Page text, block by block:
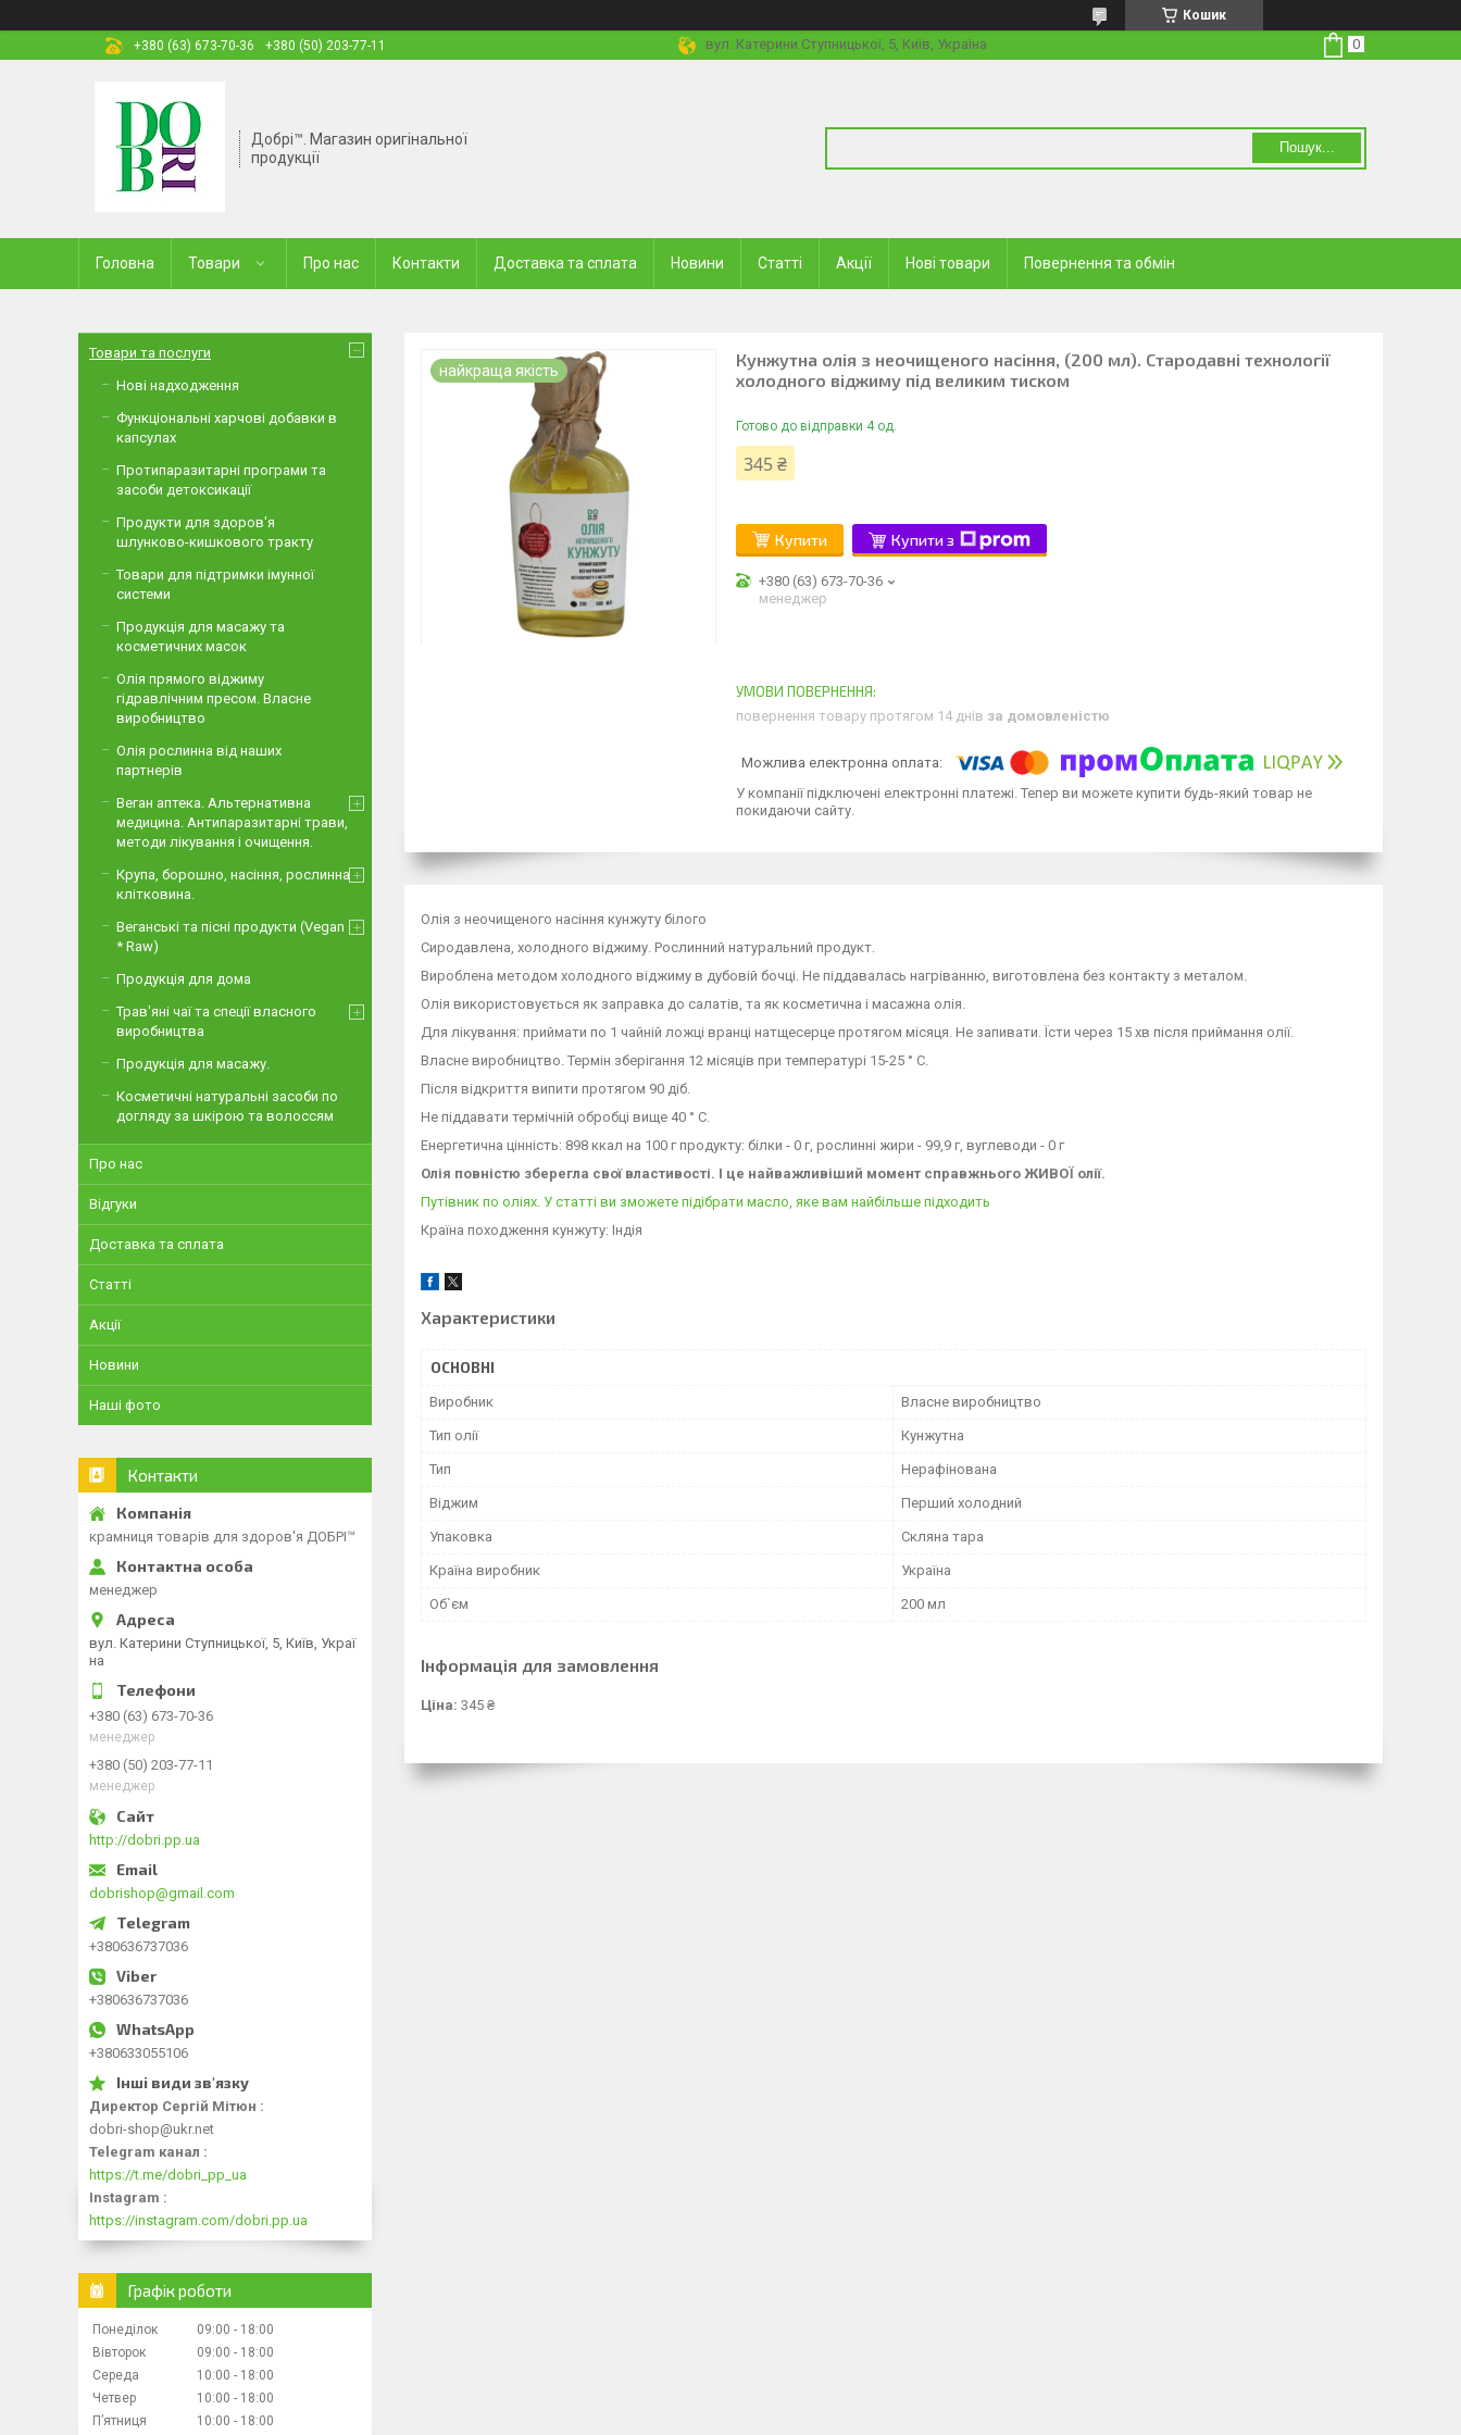
Кошик
+380 (63) 673-70-36
+380 (50) 203-77-11 вул. Катерини Ступницької, 5, Київ, Україна
Добрі™. Магазин оригінальної
продукції
Пошук...
Головна Товари Про нас Контакти Доставка та сплата Новини Статті Акції Нові товари Повернення та обмін
найкраща якість
Кунжутна олія з неочищеного насіння, (200 мл). Стародавні технології
холодного віджиму під великим тиском
Готово до відправки 4 од.
345 ₴
Купити Купити з
+380 (63) 673-70-36
менеджер
повернення товару протягом 14 днів за домовленістю
У компанії підключені електронні платежі. Тепер ви можете купити будь-який товар не
покидаючи сайту.
Олія з неочищеного насіння кунжуту білого
Сиродавлена, холодного віджиму. Рослинний натуральний продукт.
Вироблена методом холодного віджиму в дубовій бочці. Не піддавалась нагріванню, виготовлена без контакту з металом.
Олія використовується як заправка до салатів, та як косметична і масажна олія.
Для лікування: приймати по 1 чайній ложці вранці натщесерце протягом місяця. Не запивати. Їсти через 15 хв після приймання олії.
Власне виробництво. Термін зберігання 12 місяців при температурі 15-25 ° C.
Після відкриття випити протягом 90 діб.
Не піддавати термічній обробці вище 40 ° C.
Енергетична цінність: 898 ккал на 100 г продукту: білки - 0 г, рослинні жири - 99,9 г, вуглеводи - 0 г
Олія повністю зберегла свої властивості. І це найважливіший момент справжнього ЖИВОЇ олії.
Путівник по оліях. У статті ви зможете підібрати масло, яке вам найбільше підходить
Країна походження кунжуту: Індія
Характеристики
ОСНОВНІ
Виробник Власне виробництво
Тип олії Кунжутна
Тип Нерафінована
Віджим Перший холодний
Упаковка Скляна тара
Країна виробник Україна
Об`єм 200 мл
Інформація для замовлення
Ціна: 345 ₴
Товари та послуги
Нові надходження
Функціональні харчові добавки в
капсулах
Протипаразитарні програми та
засоби детоксикації
Продукти для здоров'я
шлунково-кишкового тракту
Товари для підтримки імунної
системи
Продукція для масажу та
косметичних масок
Олія прямого віджиму
гідравлічним пресом. Власне
виробництво
Олія рослинна від наших
партнерів
Веган аптека. Альтернативна
медицина. Антипаразитарні трави,
методи лікування і очищення.
Крупа, борошно, насіння, рослинна
клітковина.
Веганські та пісні продукти (Vegan
* Raw)
Продукція для дома
Трав'яні чаї та спеції власного
виробництва
Продукція для масажу.
Косметичні натуральні засоби по
догляду за шкірою та волоссям
Про нас
Відгуки
Доставка та сплата
Статті
Акції
Новини
Наші фото
Контакти
крамниця товарів для здоров'я ДОБРІ™
менеджер
вул. Катерини Ступницької, 5, Київ, Украї
на
+380 (63) 673-70-36
менеджер
+380 (50) 203-77-11
менеджер
http://dobri.pp.ua
dobrishop@gmail.com
+380636737036
+380636737036
+380633055106
Директор Сергій Мітюн
dobri-shop@ukr.net
Telegram канал
https://t.me/dobri_pp_ua
Instagram
https://instagram.com/dobri.pp.ua
Графік роботи
Понеділок 09:00
18:00
Вівторок
09:00
18:00
Середа
10:00
18:00
Четвер
10:00
18:00
Пʼятниця
10:00 18:00